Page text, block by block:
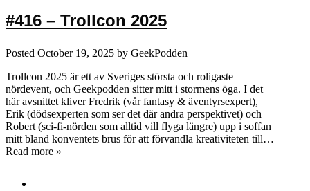
#416 – Trollcon 2025
Posted October 19, 2025 by GeekPodden
Trollcon 2025 är ett av Sveriges största och roligaste
nördevent, och Geekpodden sitter mitt i stormens öga. I det
här avsnittet kliver Fredrik (vår fantasy & äventyrsexpert),
Erik (dödsexperten som ser det där andra perspektivet) och
Robert (sci-fi-nörden som alltid vill flyga längre) upp i soffan
mitt bland konventets brus för att förvandla kreativiteten till…
Read more »